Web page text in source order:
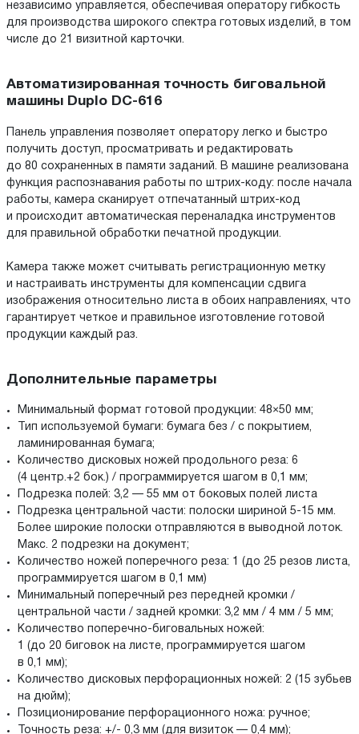
независимо управляется, обеспечивая оператору гибкость
для производства широкого спектра готовых изделий, в том
числе до 21 визитной карточки.
Автоматизированная точность биговальной
машины Duplo DC-616
Панель управления позволяет оператору легко и быстро
получить доступ, просматривать и редактировать
до 80 сохраненных в памяти заданий. В машине реализована
функция распознавания работы по штрих-коду: после начала
работы, камера сканирует отпечатанный штрих-код
и происходит автоматическая переналадка инструментов
для правильной обработки печатной продукции.
Камера также может считывать регистрационную метку
и настраивать инструменты для компенсации сдвига
изображения относительно листа в обоих направлениях, что
гарантирует четкое и правильное изготовление готовой
продукции каждый раз.
Дополнительные параметры
Минимальный формат готовой продукции: 48×50 мм;
Тип используемой бумаги: бумага без / с покрытием,
ламинированная бумага;
Количество дисковых ножей продольного реза: 6
(4 центр.+2 бок.) / программируется шагом в 0,1 мм;
Подрезка полей: 3,2 — 55 мм от боковых полей листа
Подрезка центральной части: полоски шириной 5-15 мм.
Более широкие полоски отправляются в выводной лоток.
Макс. 2 подрезки на документ;
Количество ножей поперечного реза: 1 (до 25 резов листа,
программируется шагом в 0,1 мм)
Минимальный поперечный рез передней кромки /
центральной части / задней кромки: 3,2 мм / 4 мм / 5 мм;
Количество поперечно-биговальных ножей:
1 (до 20 биговок на листе, программируется шагом
в 0,1 мм);
Количество дисковых перфорационных ножей: 2 (15 зубьев
на дюйм);
Позиционирование перфорационного ножа: ручное;
Точность реза: +/- 0,3 мм (для визиток — 0,4 мм);